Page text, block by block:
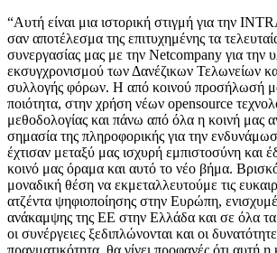
“Αυτή είναι μια ιστορική στιγμή για την
σαν αποτέλεσμα της επιτυχημένης τα
συνεργασίας μας με την Netcompany για την
εκσυγχρονισμού των Δανέζικων Τελωνείων
συλλογής φόρων. Η από κοινού προσήλωσή
ποιότητα, στην χρήση νέων opensource
μεθοδολογίας και πάνω από όλα η κοινή μας
σημασία της πληροφορικής για την
έχτισαν μεταξύ μας ισχυρή εμπιστοσύνη και
κοινό μας όραμα και αυτό το νέο βήμα.
μοναδική θέση να εκμεταλλευτούμε τις
ατζέντα ψηφιοποίησης στην Ευρώπη,
ανάκαμψης της ΕΕ στην Ελλάδα και σε όλα
οι συνέργειες ξεδιπλώνονται και οι
πραγματικότητα, θα γίνει προφανές ότι αυτή